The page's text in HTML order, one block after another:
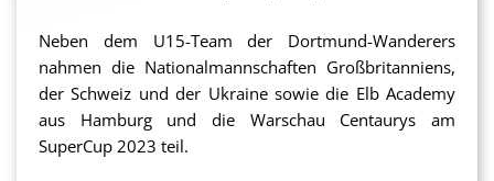
Neben dem U15-Team der Dortmund-Wanderers
nahmen die Nationalmannschaften Großbritanniens,
der Schweiz und der Ukraine sowie die Elb Academy
aus Hamburg und die Warschau Centaurys am
SuperCup 2023 teil.